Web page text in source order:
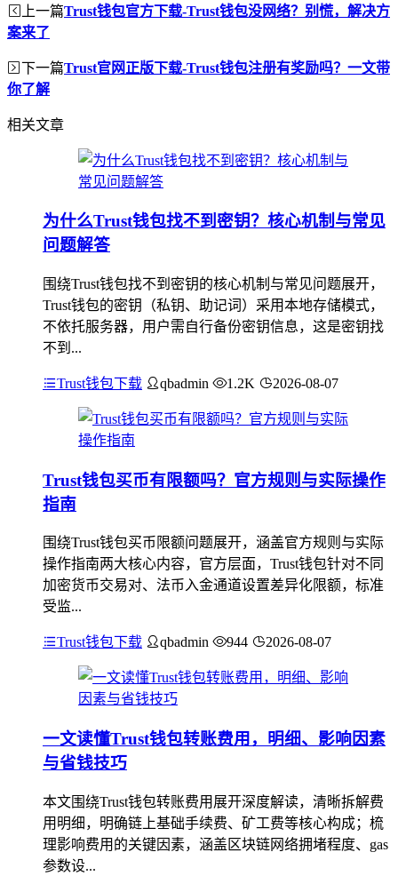
上一篇Trust钱包官方下载-Trust钱包没网络？别慌，解决方
案来了
下一篇Trust官网正版下载-Trust钱包注册有奖励吗？一文带
你了解
相关文章
为什么Trust钱包找不到密钥？核心机制与常见
问题解答
围绕Trust钱包找不到密钥的核心机制与常见问题展开，
Trust钱包的密钥（私钥、助记词）采用本地存储模式，
不依托服务器，用户需自行备份密钥信息，这是密钥找
不到...
Trust钱包下载 qbadmin 1.2K 2026-08-07
Trust钱包买币有限额吗？官方规则与实际操作
指南
围绕Trust钱包买币限额问题展开，涵盖官方规则与实际
操作指南两大核心内容，官方层面，Trust钱包针对不同
加密货币交易对、法币入金通道设置差异化限额，标准
受监...
Trust钱包下载 qbadmin 944 2026-08-07
一文读懂Trust钱包转账费用，明细、影响因素
与省钱技巧
本文围绕Trust钱包转账费用展开深度解读，清晰拆解费
用明细，明确链上基础手续费、矿工费等核心构成；梳
理影响费用的关键因素，涵盖区块链网络拥堵程度、gas
参数设...